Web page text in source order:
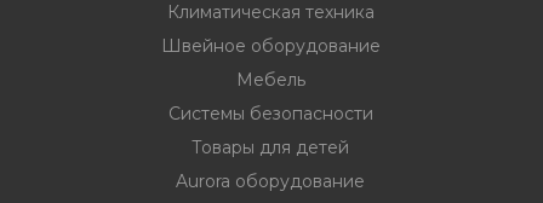
Климатическая техника
Швейное оборудование
Мебель
Системы безопасности
Товары для детей
Aurora оборудование